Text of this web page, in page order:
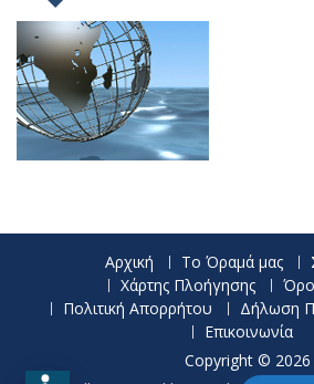
Αρχική Το Όραμά μας
Χάρτης Πλοήγησης
Πολιτική Απορρήτου
Δήλωση
Επικοινωνία
Copyright © 2026